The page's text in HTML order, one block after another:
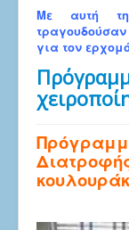
Με αυτή
για τον